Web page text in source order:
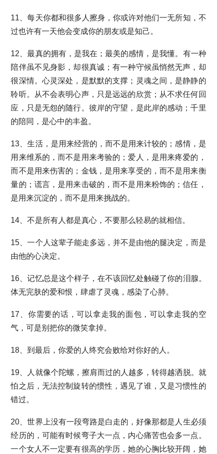
11、每天你都和很多人擦身，你或许对他们一无所知，不
过也许有一天他会变成你的朋友或是知己。
12、最真的拥有，是我在；最美的感情，是我懂。有一种
陪伴虽不见身影，却很真诚；有一种守候虽悄然无声，却
很深情。心灵深处，是默默的支撑；灵魂之间，是静静的
聆听。从不会表明心声，只是远远的欣赏；从不求任何回
应，只是无怨的随行。彼岸的守望，是此岸的感动；千里
的陪同，是心中的丰盈。
13、生活，是用来经营的，而不是用来计较的；感情，是
用来维系的，而不是用来考验的；爱人，是用来疼爱的，
而不是用来伤害的；金钱，是用来享受的，而不是用来衡
量的；谎言，是用来击破的，而不是用来粉饰的；信任，
是用来沉淀的，而不是用来挑战的。
14、不是所有人都是真心，不要那么轻易的就相信。
15、一个人这辈子能走多远，并不是由他的腿决定，而是
由他的心决定。
16、记忆总是这个样子，在不该回忆处触碰了你的泪腺。
体无完肤的爱和恨，肆虐了灵魂，感染了心肺。
17、你需要的话，可以拿走我的面包，可以拿走我的空
气，可是别把你的微笑拿掉。
18、到最后，你爱的人终究会败给对你好的人。
19、人就像个陀螺，擦肩而过的人越多，转得越洒脱。就
怕之后，无法控制旋转的惯性，遇见了谁，又是习惯性的
错过。
20、世界上没有一段弯路是白走的，好像那都是人生必须
经历的，可能有时候弯子大一点，内心痛苦也会多一点。
一个女人不一定要有很高的学历，她的心胸比较开阔，她